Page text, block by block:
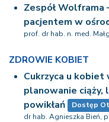
Zespół Wolframa
pacjentem w
prof. dr hab. n. med.
ZDROWIE KOBIET
Cukrzyca u kobiet
planowanie
powikłań
Dostęp
dr hab. Agnieszka Bień,